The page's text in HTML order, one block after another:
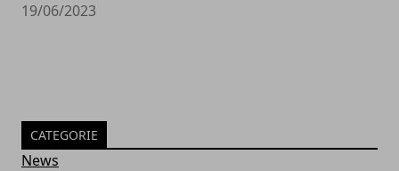
19/06/2023
CATEGORIE
News